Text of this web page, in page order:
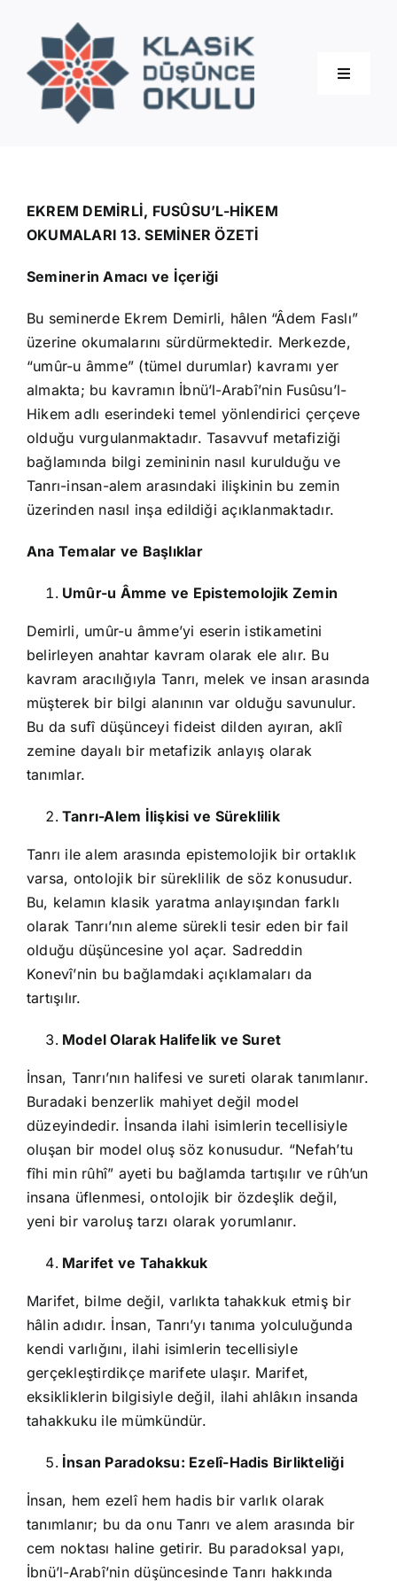
content
Toggle
Eğitimler
İletişim
EKREM DEMİRLİ, FUSÛSU’L-HİKEM
OKUMALARI 13. SEMİNER ÖZETİ
Seminerin Amacı ve İçeriği
Bu seminerde Ekrem Demirli, hâlen “Âdem Faslı”
üzerine okumalarını sürdürmektedir. Merkezde,
“umûr-u âmme” (tümel durumlar) kavramı yer
almakta; bu kavramın İbnü’l-Arabî’nin Fusûsu’l-
Hikem adlı eserindeki temel yönlendirici çerçeve
olduğu vurgulanmaktadır. Tasavvuf metafiziği
bağlamında bilgi zemininin nasıl kurulduğu ve
Tanrı-insan-alem arasındaki ilişkinin bu zemin
üzerinden nasıl inşa edildiği açıklanmaktadır.
Ana Temalar ve Başlıklar
Umûr-u Âmme ve Epistemolojik Zemin
Demirli, umûr-u âmme’yi eserin istikametini
belirleyen anahtar kavram olarak ele alır. Bu
kavram aracılığıyla Tanrı, melek ve insan arasında
müşterek bir bilgi alanının var olduğu savunulur.
Bu da sufî düşünceyi fideist dilden ayıran, aklî
zemine dayalı bir metafizik anlayış olarak
tanımlar.
Tanrı-Alem İlişkisi ve Süreklilik
Tanrı ile alem arasında epistemolojik bir ortaklık
varsa, ontolojik bir süreklilik de söz konusudur.
Bu, kelamın klasik yaratma anlayışından farklı
olarak Tanrı’nın aleme sürekli tesir eden bir fail
olduğu düşüncesine yol açar. Sadreddin
Konevî’nin bu bağlamdaki açıklamaları da
tartışılır.
Model Olarak Halifelik ve Suret
İnsan, Tanrı’nın halifesi ve sureti olarak tanımlanır.
Buradaki benzerlik mahiyet değil model
düzeyindedir. İnsanda ilahi isimlerin tecellisiyle
oluşan bir model oluş söz konusudur. “Nefah’tu
fîhi min rûhî” ayeti bu bağlamda tartışılır ve rûh’un
insana üflenmesi, ontolojik bir özdeşlik değil,
yeni bir varoluş tarzı olarak yorumlanır.
Marifet ve Tahakkuk
Marifet, bilme değil, varlıkta tahakkuk etmiş bir
hâlin adıdır. İnsan, Tanrı’yı tanıma yolculuğunda
kendi varlığını, ilahi isimlerin tecellisiyle
gerçekleştirdikçe marifete ulaşır. Marifet,
eksikliklerin bilgisiyle değil, ilahi ahlâkın insanda
tahakkuku ile mümkündür.
İnsan Paradoksu: Ezelî-Hadis Birlikteliği
İnsan, hem ezelî hem hadis bir varlık olarak
tanımlanır; bu da onu Tanrı ve alem arasında bir
cem noktası haline getirir. Bu paradoksal yapı,
İbnü’l-Arabî’nin düşüncesinde Tanrı hakkında